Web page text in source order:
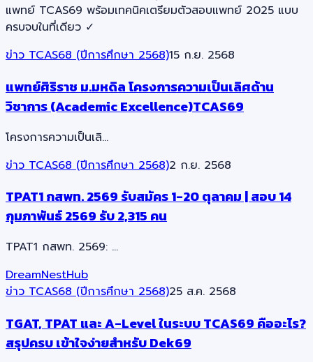
แพทย์ TCAS69 พร้อมเทคนิคเตรียมตัวสอบแพทย์ 2025 แบบ
ครบจบในที่เดียว ✓
ข่าว TCAS68 (ปีการศึกษา 2568)15 ก.ย. 2568
แพทย์ศิริราช ม.มหดิล โครงการความเป็นเลิศด้าน
วิชาการ (Academic Excellence)TCAS69
โครงการความเป็นเลิ…
ข่าว TCAS68 (ปีการศึกษา 2568)2 ก.ย. 2568
TPAT1 กสพท. 2569 รับสมัคร 1-20 ตุลาคม | สอบ 14
กุมภาพันธ์ 2569 รับ 2,315 คน
TPAT1 กสพท. 2569: …
DreamNestHub
ข่าว TCAS68 (ปีการศึกษา 2568)25 ส.ค. 2568
TGAT, TPAT และ A-Level ในระบบ TCAS69 คืออะไร?
สรุปครบ เข้าใจง่ายสำหรับ Dek69